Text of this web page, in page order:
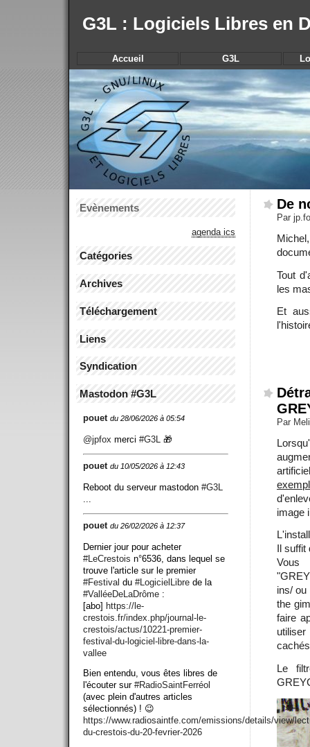
G3L : Logiciels Libres en
De
Par
Tout
les
Et
Par
image
Il suffit
ins/ ou
the
faire
Le
Accueil G3L
Evènements
agenda ics
Catégories
Archives
Téléchargement
Liens
Syndication
Mastodon #G3L
pouet du 28/06/2026 à 05:54
@jpfox merci #G3L 🎁
pouet du 10/05/2026 à 12:43
Reboot du serveur mastodon #G3L
pouet du 26/02/2026 à 12:37
Dernier jour pour acheter
#LeCrestois n°6536, dans lequel se
trouve l'article sur le premier
#Festival du #LogicielLibre de la
#ValléeDeLaDrôme :
[abo] https://le-
crestois.fr/index.php/journal-le-
crestois/actus/10221-premier-
festival-du-logiciel-libre-dans-la-
vallee
Bien entendu, vous êtes libres de
l'écouter sur #RadioSaintFerréol
(avec plein d'autres articles
sélectionnés) ! 😉
https://www.radiosaintfe.com/emissions/details/view/
du-crestois-du-20-fevrier-2026